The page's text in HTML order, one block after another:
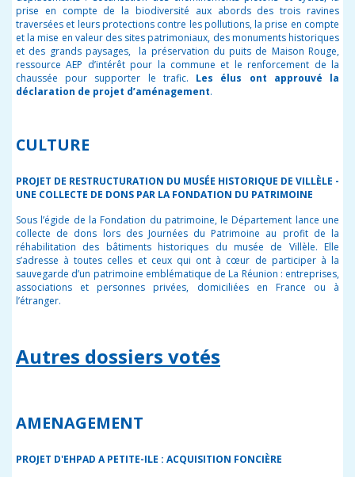
prise en compte de la biodiversité aux abords des trois ravines
traversées et leurs protections contre les pollutions, la prise en compte
et la mise en valeur des sites patrimoniaux, des monuments historiques
et des grands paysages, la préservation du puits de Maison Rouge,
ressource AEP d’intérêt pour la commune et le renforcement de la
chaussée pour supporter le trafic. Les élus ont approuvé la
déclaration de projet d’aménagement.
CULTURE
PROJET DE RESTRUCTURATION DU MUSÉE HISTORIQUE DE VILLÈLE -
UNE COLLECTE DE DONS PAR LA FONDATION DU PATRIMOINE
Sous l’égide de la Fondation du patrimoine, le Département lance une
collecte de dons lors des Journées du Patrimoine au profit de la
réhabilitation des bâtiments historiques du musée de Villèle. Elle
s’adresse à toutes celles et ceux qui ont à cœur de participer à la
sauvegarde d’un patrimoine emblématique de La Réunion : entreprises,
associations et personnes privées, domiciliées en France ou à
l’étranger.
Autres dossiers votés
AMENAGEMENT
PROJET D'EHPAD A PETITE-ILE : ACQUISITION FONCIÈRE